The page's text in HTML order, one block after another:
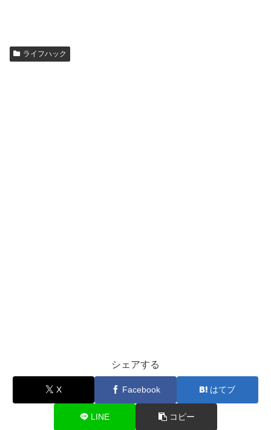
ライフハック
シェアする
X Facebook はてブ
LINE コピー